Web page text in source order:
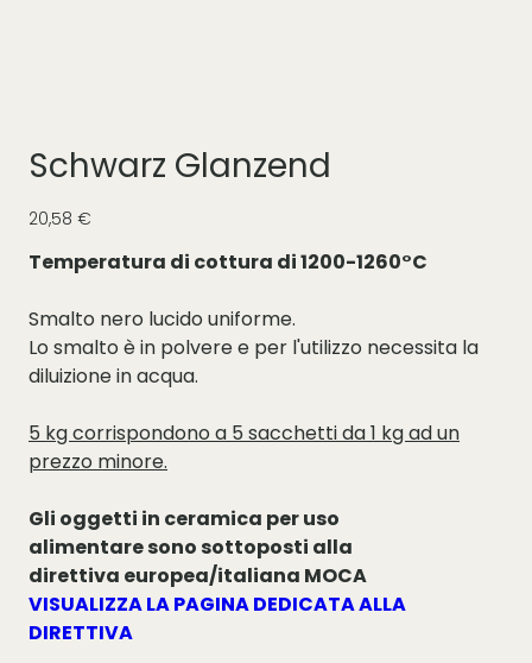
Schwarz Glanzend
Prezzo
20,58 €
Temperatura di cottura di 1200-1260°C
Smalto nero lucido uniforme.
Lo smalto è in polvere e per l'utilizzo necessita la
diluizione in acqua.
5 kg corrispondono a 5 sacchetti da 1 kg ad un
prezzo minore.
Gli oggetti in ceramica per uso
alimentare sono sottoposti alla
direttiva europea/italiana MOCA
VISUALIZZA LA PAGINA DEDICATA ALLA
DIRETTIVA